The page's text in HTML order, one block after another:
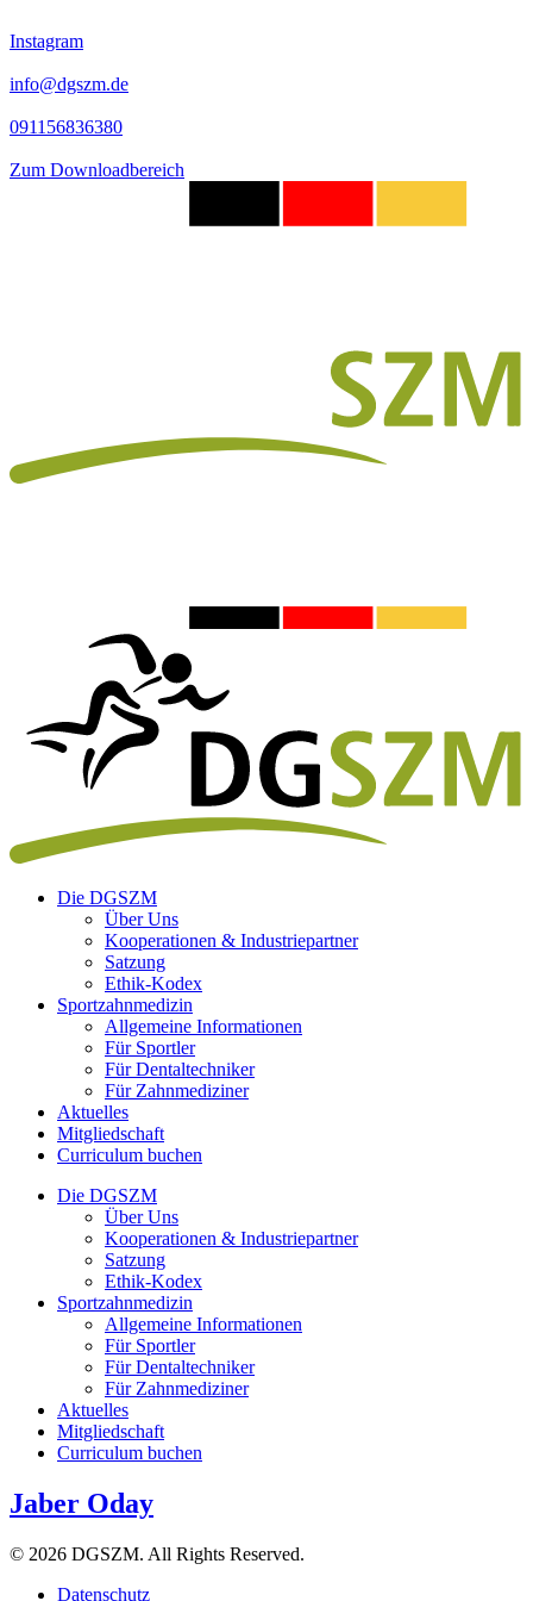
Instagram
info@dgszm.de
091156836380
Zum Downloadbereich
Die DGSZM
Über Uns
Kooperationen & Industriepartner
Satzung
Ethik-Kodex
Sportzahnmedizin
Allgemeine Informationen
Für Sportler
Für Dentaltechniker
Für Zahnmediziner
Aktuelles
Mitgliedschaft
Curriculum buchen
Die DGSZM
Über Uns
Kooperationen & Industriepartner
Satzung
Ethik-Kodex
Sportzahnmedizin
Allgemeine Informationen
Für Sportler
Für Dentaltechniker
Für Zahnmediziner
Aktuelles
Mitgliedschaft
Curriculum buchen
Jaber Oday
© 2026 DGSZM. All Rights Reserved.
Datenschutz